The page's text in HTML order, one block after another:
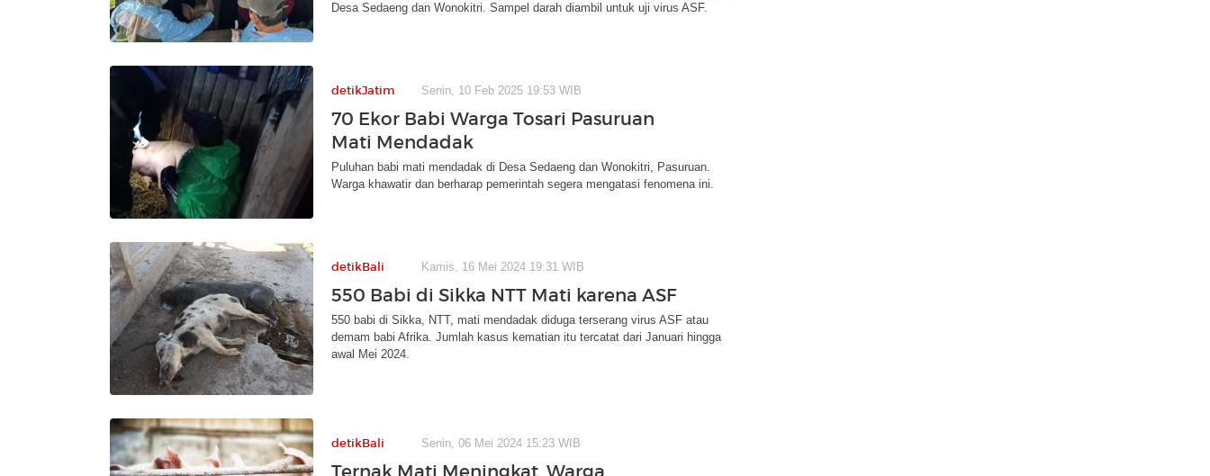
Desa Sedaeng dan Wonokitri. Sampel darah diambil untuk uji virus ASF.
detikJatim Senin, 10 Feb 2025 19:53 WIB
70 Ekor Babi Warga Tosari Pasuruan
Mati Mendadak
Puluhan babi mati mendadak di Desa Sedaeng dan Wonokitri, Pasuruan.
Warga khawatir dan berharap pemerintah segera mengatasi fenomena ini.
detikBali Kamis, 16 Mei 2024 19:31 WIB
550 Babi di Sikka NTT Mati karena ASF
550 babi di Sikka, NTT, mati mendadak diduga terserang virus ASF atau
demam babi Afrika. Jumlah kasus kematian itu tercatat dari Januari hingga
awal Mei 2024.
detikBali Senin, 06 Mei 2024 15:23 WIB
Ternak Mati Meningkat, Warga